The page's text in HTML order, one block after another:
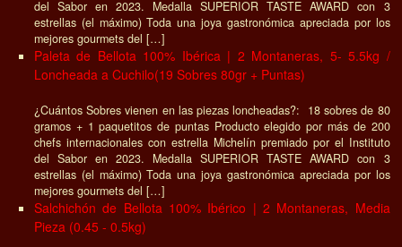
del Sabor en 2023. Medalla SUPERIOR TASTE AWARD con 3
estrellas (el máximo) Toda una joya gastronómica apreciada por los
mejores gourmets del […]
Paleta de Bellota 100% Ibérica | 2 Montaneras, 5- 5.5kg /
Loncheada a Cuchilo(19 Sobres 80gr + Puntas)
¿Cuántos Sobres vienen en las piezas loncheadas?: 18 sobres de 80
gramos + 1 paquetitos de puntas Producto elegido por más de 200
chefs internacionales con estrella Michelín premiado por el Instituto
del Sabor en 2023. Medalla SUPERIOR TASTE AWARD con 3
estrellas (el máximo) Toda una joya gastronómica apreciada por los
mejores gourmets del […]
Salchichón de Bellota 100% Ibérico | 2 Montaneras, Media
Pieza (0.45 - 0.5kg)